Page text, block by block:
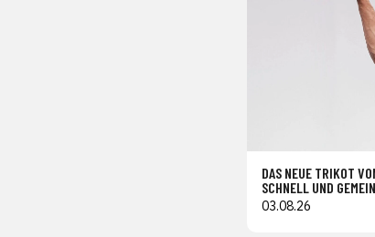
DAS NEUE TRIKOT
SCHNELL UND
03.08.26